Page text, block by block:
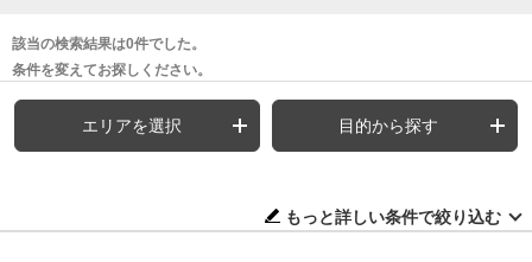
該当の検索結果は0件でした。
条件を変えてお探しください。
エリアを選択 目的から探す
もっと詳しい条件で絞り込む